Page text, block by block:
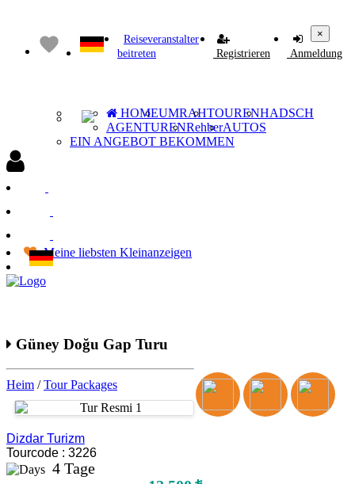
Reiseveranstalter
beitreten
Registrieren Anmeldung
HOMEUMRAHTOURENHADSCH
AGENTURENRehberAUTOS
EIN ANGEBOT BEKOMMEN
Meine liebsten Kleinanzeigen
Güney Doğu Gap Turu
Heim /Tour Packages
Dizdar Turizm
Tourcode : 3226
4 Tage
×